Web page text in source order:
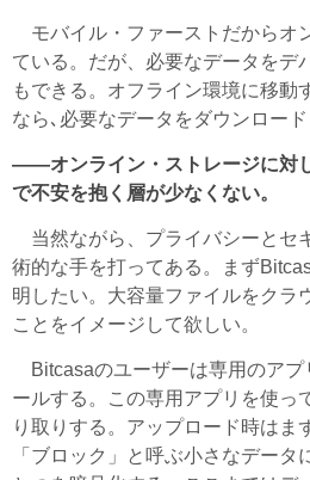
モバイル・ファーストだからオ
ている。だが、必要なデータをデ
もできる。オフライン環境に移動
なら､必要なデータをダウンロード
――オンライン・ストレージに対
で不安を抱く層が少なくない。
当然ながら、プライバシーとセ
術的な手を打ってある。まず
明したい。大容量ファイルをクラ
ことをイメージして欲しい。
Bitcasaのユーザーは専用のアプ
ールする。この専用アプリを使っ
り取りする。アップロード時はま
「ブロック」と呼ぶ小さなデー